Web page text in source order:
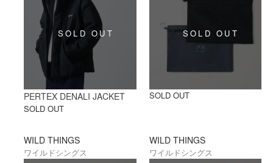
PERTEX DENALI JACKET
SOLD OUT
SOLD OUT
WILD THINGS
ワイルドシングス
WILD THINGS
ワイルドシングス